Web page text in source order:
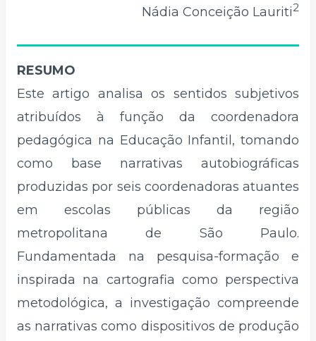
Nádia Conceição Lauriti2
RESUMO
Este artigo analisa os sentidos subjetivos
atribuídos à função da coordenadora
pedagógica na Educação Infantil, tomando
como base narrativas autobiográficas
produzidas por seis coordenadoras atuantes
em escolas públicas da região
metropolitana de São Paulo.
Fundamentada na pesquisa-formação e
inspirada na cartografia como perspectiva
metodológica, a investigação compreende
as narrativas como dispositivos de produção